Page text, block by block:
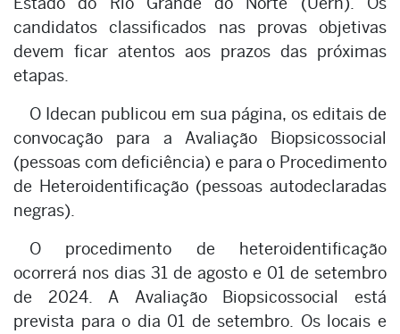
candidatos classificados nas provas objetivas
devem ficar atentos aos prazos das próximas
etapas.
O Idecan publicou em sua página, os editais de
convocação para a Avaliação Biopsicossocial
(pessoas com deficiência) e para o Procedimento
de Heteroidentificação (pessoas autodeclaradas
negras).
O procedimento de heteroidentificação
ocorrerá nos dias 31 de agosto e 01 de setembro
de 2024. A Avaliação Biopsicossocial está
prevista para o dia 01 de setembro. Os locais e